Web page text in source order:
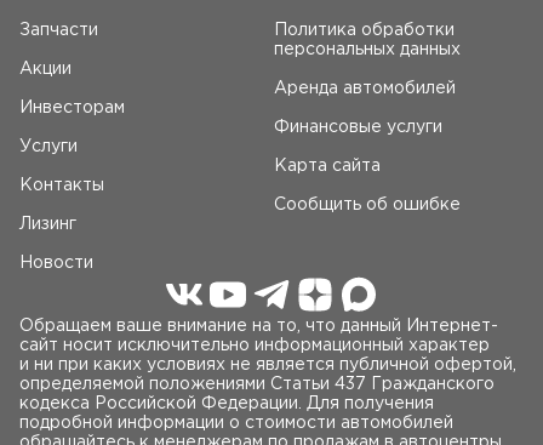
Запчасти
Акции
Инвесторам
Услуги
Контакты
Лизинг
Новости
Политика обработки
персональных данных
Аренда автомобилей
Финансовые услуги
Карта сайта
Сообщить об ошибке
Обращаем ваше внимание на то, что данный Интернет-
сайт носит исключительно информационный характер
и ни при каких условиях не является публичной офертой,
определяемой положениями Статьи 437 Гражданского
кодекса Российской Федерации. Для получения
подробной информации о стоимости автомобилей